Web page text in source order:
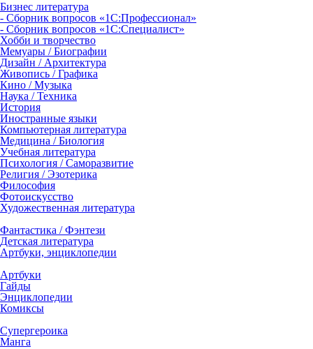
Бизнес литература
- Сборник вопросов «1С:Профессионал»
- Сборник вопросов «1С:Специалист»
Хобби и творчество
Мемуары / Биографии
Дизайн / Архитектура
Живопись / Графика
Кино / Музыка
Наука / Техника
История
Иностранные языки
Компьютерная литература
Медицина / Биология
Учебная литература
Психология / Саморазвитие
Религия / Эзотерика
Философия
Фотоискусство
Художественная литература
Фантастика / Фэнтези
Детская литература
Артбуки, энциклопедии
Артбуки
Гайды
Энциклопедии
Комиксы
Супергероика
Манга